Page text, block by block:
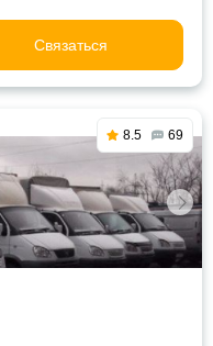
Связаться
8.5 69